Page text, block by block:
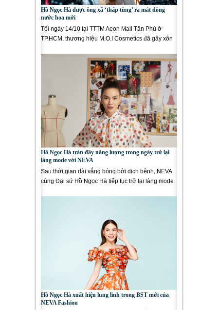
Hồ Ngọc Hà được ông xã ‘tháp tùng’ ra mắt dòng
nước hoa mới
Tối ngày 14/10 tại TTTM Aeon Mall Tân Phú ở
TP.HCM, thương hiệu M.O.I Cosmetics đã gây xôn
Hồ Ngọc Hà tràn đầy năng lượng trong ngày trở lại
làng mode với NEVA
Sau thời gian dài vắng bóng bởi dịch bệnh, NEVA
cùng Đại sứ Hồ Ngọc Hà tiếp tục trở lại làng mode
Hồ Ngọc Hà xuất hiện lung linh trong BST mới của
NEVA Fashion